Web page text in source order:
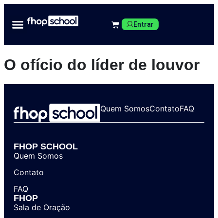
Entrar
O ofício do líder de louvor
Quem SomosContatoFAQ
FHOP SCHOOL
Quem Somos
Contato
FAQ
FHOP
Sala de Oração